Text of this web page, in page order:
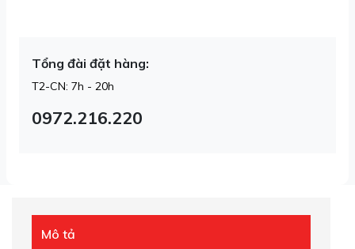
Tổng đài đặt hàng:
T2-CN: 7h - 20h
0972.216.220
Mô tả